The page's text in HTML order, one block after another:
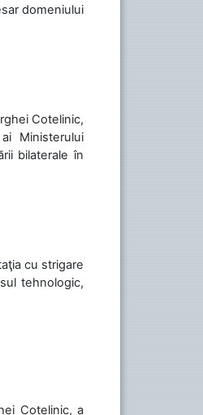
domeniului
Cotelinic,
Ministerului
bilaterale în
cu strigare
tehnologic,
Cotelinic, a